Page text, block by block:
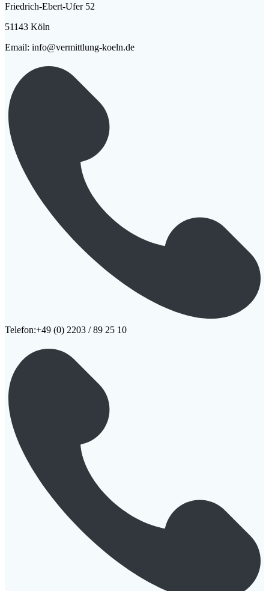
Friedrich-Ebert-Ufer 52
51143 Köln
Email: info@vermittlung-koeln.de
Telefon:+49 (0) 2203 / 89 25 10